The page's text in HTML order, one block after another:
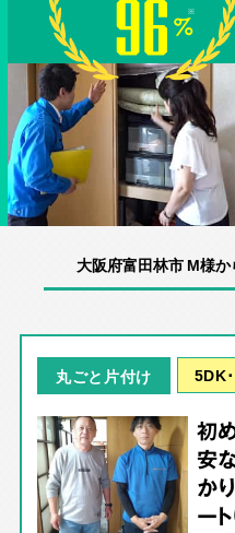
大阪府富田林市 M様
丸ごと片付け 5DK
初
安
か
ー